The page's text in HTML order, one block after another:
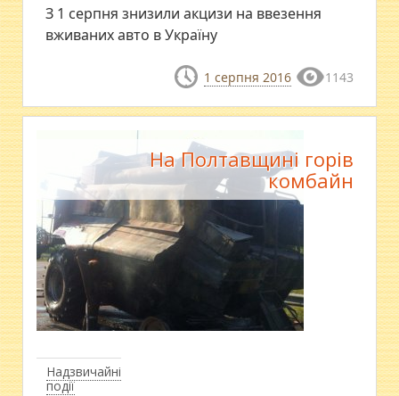
З 1 серпня знизили акцизи на ввезення
вживаних авто в Україну
1 серпня 2016 1143
Надзвичайні
події
На Полтавщині горів
комбайн